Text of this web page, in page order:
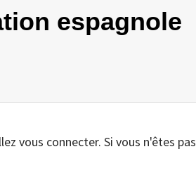
espagnole
vous connecter. Si vous n'êtes pas